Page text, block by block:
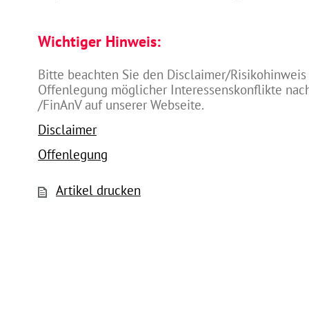
Wichtiger Hinweis:
Bitte beachten Sie den Disclaimer/
Offenlegung möglicher Interessenskonflikte
/FinAnV auf unserer Webseite.
Disclaimer
Offenlegung
Artikel drucken